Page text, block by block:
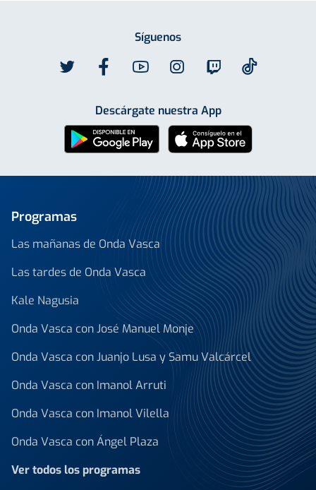
Síguenos
Descárgate nuestra App
Programas
Las mañanas de Onda Vasca
Las tardes de Onda Vasca
Kale Nagusia
Onda Vasca con José Manuel Monje
Onda Vasca con Juanjo Lusa y Samu Valcárcel
Onda Vasca con Imanol Arruti
Onda Vasca con Imanol Vilella
Onda Vasca con Ángel Plaza
Ver todos los programas